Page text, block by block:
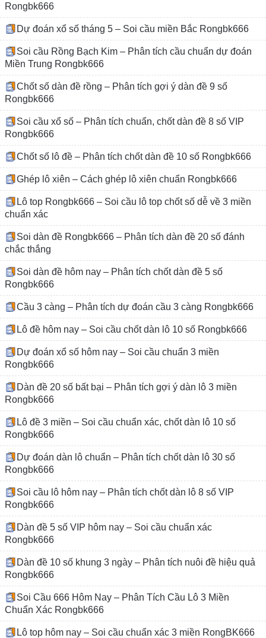
Rongbk666
Dự đoán xổ số tháng 5 – Soi cầu miền Bắc Rongbk666
Soi cầu Rồng Bạch Kim – Phân tích cầu chuẩn dự đoán
Miền Trung Rongbk666
Chốt số dàn đề rồng – Phân tích gợi ý dàn đề 9 số
Rongbk666
Soi cầu xổ số – Phân tích chuẩn, chốt dàn đề 8 số VIP
Rongbk666
Chốt số lô đề – Phân tích chốt dàn đề 10 số Rongbk666
Ghép lô xiên – Cách ghép lô xiên chuẩn Rongbk666
Lô top Rongbk666 – Soi cầu lô top chốt số dễ về 3 miền
chuẩn xác
Soi dàn đề Rongbk666 – Phân tích dàn đề 20 số đánh
chắc thắng
Soi dàn đề hôm nay – Phân tích chốt dàn đề 5 số
Rongbk666
Cầu 3 càng – Phân tích dự đoán cầu 3 càng Rongbk666
Lô đề hôm nay – Soi cầu chốt dàn lô 10 số Rongbk666
Dự đoán xổ số hôm nay – Soi cầu chuẩn 3 miền
Rongbk666
Dàn đề 20 số bất bại – Phân tích gợi ý dàn lô 3 miền
Rongbk666
Lô đề 3 miền – Soi cầu chuẩn xác, chốt dàn lô 10 số
Rongbk666
Dự đoán dàn lô chuẩn – Phân tích chốt dàn lô 30 số
Rongbk666
Soi cầu lô hôm nay – Phân tích chốt dàn lô 8 số VIP
Rongbk666
Dàn đề 5 số VIP hôm nay – Soi cầu chuẩn xác
Rongbk666
Dàn đề 10 số khung 3 ngày – Phân tích nuôi đề hiệu quả
Rongbk666
Soi Cầu 666 Hôm Nay – Phân Tích Cầu Lô 3 Miền
Chuẩn Xác Rongbk666
Lô top hôm nay – Soi cầu chuẩn xác 3 miền RongBK666